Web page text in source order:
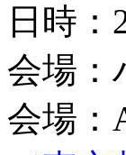
日時：
会場：
会場：